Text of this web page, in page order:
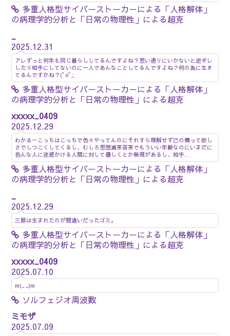
多重人格型サイバーストーカーによる「人格解体」
の病理学的分析と「日常の物理性」による超克
_
2025.12.31
アレずっと何年も同じ暮らししてるんですよね？思い通りにいかないと逆ギレ
したり相手にしてないのに一人であんなことしてるんですよね？何の為に生き
てるんですかね？(ﾟoﾟ;;
多重人格型サイバーストーカーによる「人格解体」
の病理学的分析と「日常の物理性」による超克
xxxxx_0409
2025.12.29
わかるーこっちはこっちで色々やってんのにそれすら理解せず己の構って欲し
さでしつこくしてくるし、むしろ思想滅茶苦茶でもういい年齢なのにいまだに
色んな人に迷惑かける人間に対して優しくとか無理があるし、相手...
多重人格型サイバーストーカーによる「人格解体」
の病理学的分析と「日常の物理性」による超克
_
2025.12.29
三豚は生まれたのが間違いだったゴミ。
多重人格型サイバーストーカーによる「人格解体」
の病理学的分析と「日常の物理性」による超克
xxxxx_0409
2025.07.10
m(_ _)m
ソルフェジオ周波数
ミモザ
2025.07.09